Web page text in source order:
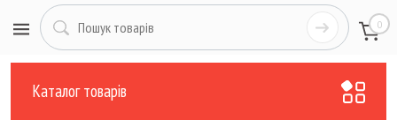
0
Каталог товарів